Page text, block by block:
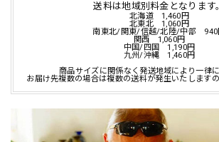
送料は地域別料金となります
北海道 1,460円
北東北 1,060円
南東北/関東/信越/北陸/中部 940
関西 1,060円
中国/四国 1,190円
九州/沖縄 1,460円
商品サイズに関係なく発送地域により一律に
お届け先複数の場合は複数の送料が発生いたします